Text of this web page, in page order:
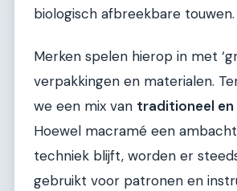
biologisch afbreekbare touwen.
Merken spelen hierop in met
verpakkingen en materialen.
we een mix van traditioneel
Hoewel macramé een
techniek blijft, worden er
gebruikt voor patronen en